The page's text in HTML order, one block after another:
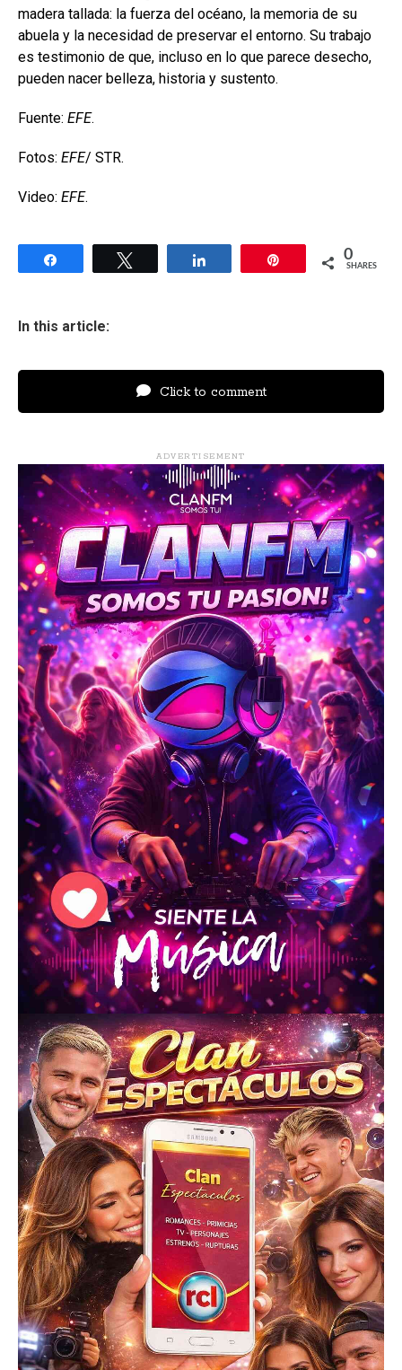
madera tallada: la fuerza del océano, la memoria de su
abuela y la necesidad de preservar el entorno. Su trabajo
es testimonio de que, incluso en lo que parece desecho,
pueden nacer belleza, historia y sustento.
Fuente: EFE.
Fotos: EFE/ STR.
Video: EFE.
0
SHARES
In this article:
Click to comment
ADVERTISEMENT